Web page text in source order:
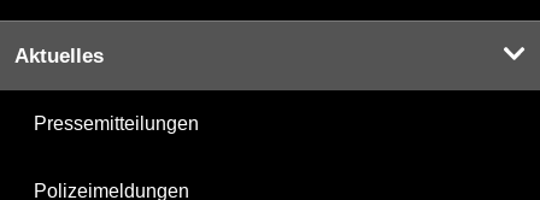
Aktuelles
Pressemitteilungen
Polizeimeldungen